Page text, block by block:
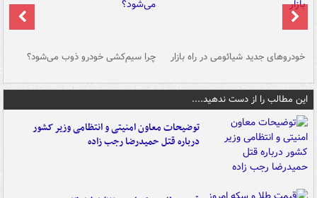
خودروهای جدید شیائومی در راه بازار چرا سیم‌کشی خودرو ذوب می‌شود؟
این مطالب را از دست ندهید....
توضیحات معاون امنیتی و انتظامی وزیر کشور
درباره قتل حمیدرضا رجب زاده